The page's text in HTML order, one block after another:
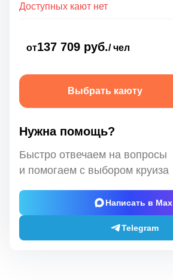
Доступных кают нет
от137 709 руб./ чел
Выбрать каюту
Нужна помощь?
Быстро отвечаем на вопросы
и помогаем с выбором круиза
Написать в Max
Telegram